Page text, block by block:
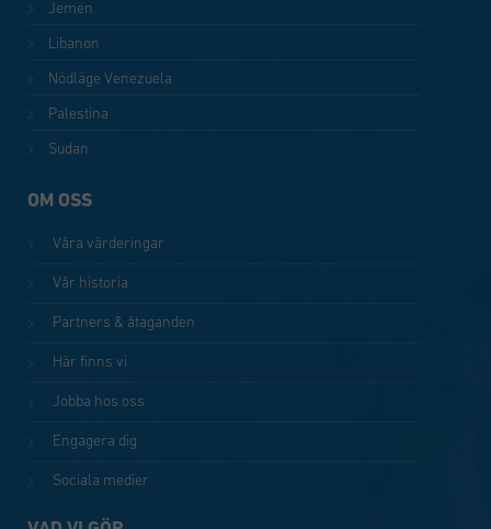
Jemen
Libanon
Nödläge Venezuela
Palestina
Sudan
OM OSS
Våra värderingar
Vår historia
Partners & åtaganden
Här finns vi
Jobba hos oss
Engagera dig
Sociala medier